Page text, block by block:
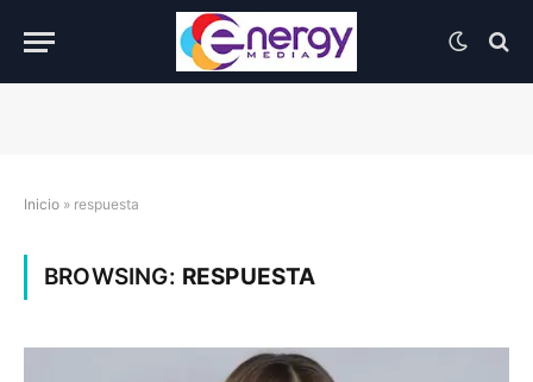
Inicio » respuesta
BROWSING: RESPUESTA